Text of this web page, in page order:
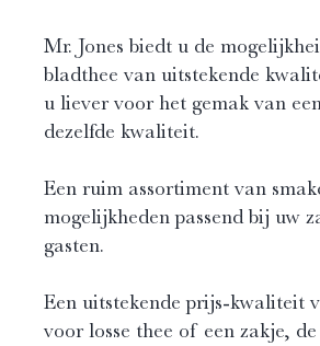
Mr. Jones biedt u de
bladthee van uitstekende
u liever voor het gemak van
dezelfde kwaliteit.
Een ruim assortiment van
mogelijkheden passend bij uw
gasten.
Een uitstekende prijs-kwaliteit
voor losse thee of een zakje,